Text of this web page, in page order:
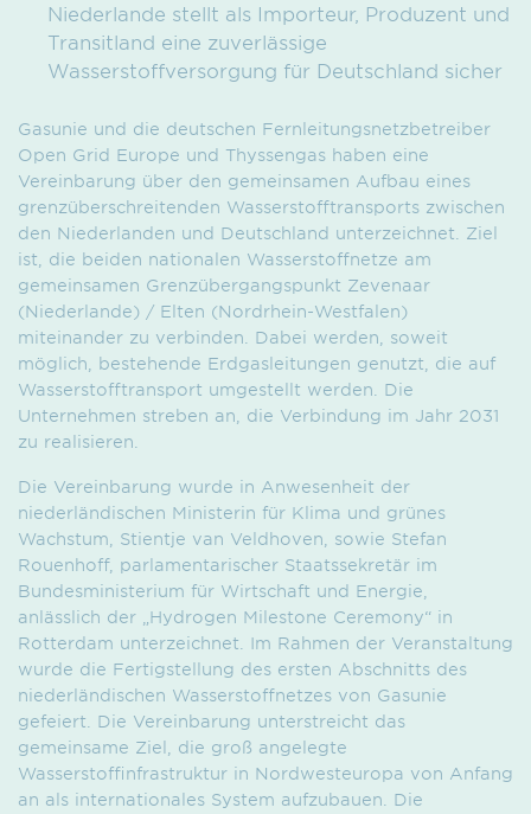
Niederlande stellt als Importeur, Produzent und
Transitland eine zuverlässige
Wasserstoffversorgung für Deutschland sicher
Gasunie und die deutschen Fernleitungsnetzbetreiber
Open Grid Europe und Thyssengas haben eine
Vereinbarung über den gemeinsamen Aufbau eines
grenzüberschreitenden Wasserstofftransports zwischen
den Niederlanden und Deutschland unterzeichnet. Ziel
ist, die beiden nationalen Wasserstoffnetze am
gemeinsamen Grenzübergangspunkt Zevenaar
(Niederlande) / Elten (Nordrhein-Westfalen)
miteinander zu verbinden. Dabei werden, soweit
möglich, bestehende Erdgasleitungen genutzt, die auf
Wasserstofftransport umgestellt werden. Die
Unternehmen streben an, die Verbindung im Jahr 2031
zu realisieren.
Die Vereinbarung wurde in Anwesenheit der
niederländischen Ministerin für Klima und grünes
Wachstum, Stientje van Veldhoven, sowie Stefan
Rouenhoff, parlamentarischer Staatssekretär im
Bundesministerium für Wirtschaft und Energie,
anlässlich der „Hydrogen Milestone Ceremony“ in
Rotterdam unterzeichnet. Im Rahmen der Veranstaltung
wurde die Fertigstellung des ersten Abschnitts des
niederländischen Wasserstoffnetzes von Gasunie
gefeiert. Die Vereinbarung unterstreicht das
gemeinsame Ziel, die groß angelegte
Wasserstoffinfrastruktur in Nordwesteuropa von Anfang
an als internationales System aufzubauen. Die